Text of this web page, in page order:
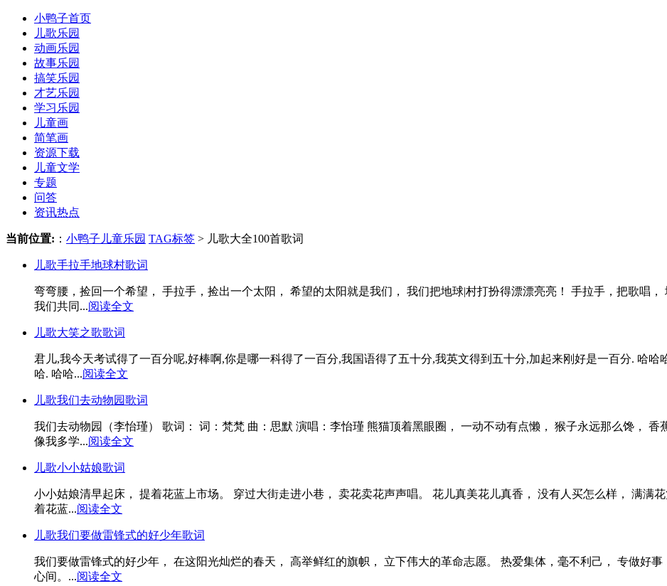
小鸭子首页
儿歌乐园
动画乐园
故事乐园
搞笑乐园
才艺乐园
学习乐园
儿童画
简笔画
资源下载
儿童文学
专题
问答
资讯热点
当前位置: ： 小鸭子儿童乐园 TAG标签 > 儿歌大全100首歌词
儿歌手拉手地球村歌词
弯弯腰，捡回一个希望， 手拉手，捡出一个太阳， 希望的太阳就是我们， 我们把地球|村打扮得漂漂亮亮！ 手拉手，把歌唱
我们共同...阅读全文
儿歌大笑之歌歌词
君儿,我今天考试得了一百分呢,好棒啊,你是哪一科得了一百分,我国语得了五十分,我英文得到五十分,加起来刚好是一百分. 哈
哈. 哈哈...阅读全文
儿歌我们去动物园歌词
我们去动物园（李怡瑾） 歌词： 词：梵梵 曲：思默 演唱：李怡瑾 熊猫顶着黑眼圈， 一动不动有点懒， 猴子永远那么馋，
像我多学...阅读全文
儿歌小小姑娘歌词
小小姑娘清早起床， 提着花蓝上市场。 穿过大街走进小巷， 卖花卖花声声唱。 花儿真美花儿真香， 没有人买怎么样， 满满
着花蓝...阅读全文
儿歌我们要做雷锋式的好少年歌词
我们要做雷锋式的好少年， 在这阳光灿烂的春天， 高举鲜红的旗帜， 立下伟大的革命志愿。 热爱集体，毫不利己， 专做好
心间。...阅读全文